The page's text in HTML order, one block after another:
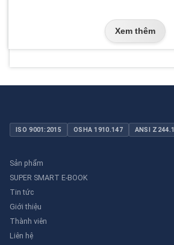
Xem thêm
ISO 9001:2015 OSHA 1910.147 ANSI Z244.1
Sản phẩm
SUPER SMART E-BOOK
Tin tức
Giới thiệu
Thành viên
Liên hệ